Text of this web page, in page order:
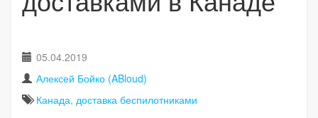
05.04.2019
Алексей Бойко (ABloud)
Канада, доставка беспилотниками